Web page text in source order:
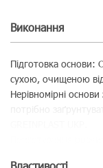
Виконання
Підготовка
сухою, очищеною
Нерівномірні
Приготування